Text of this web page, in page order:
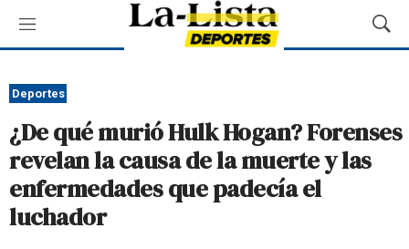
M
e
ú
M
o
a
r
Deportes
¿De qué murió Hulk Hogan? Forenses
revelan la causa de la muerte y las
enfermedades que padecía el
luchador